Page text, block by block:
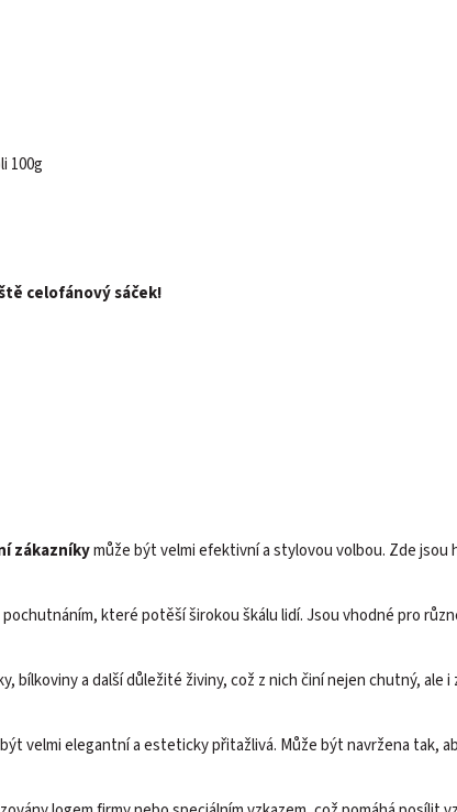
100g
celofánový sáček!
zákazníkymůže být velmi efektivní a stylovou volbou. Zde
které potěší širokou škálu lidí. Jsou vhodné pro
bílkoviny a další důležité živiny, což z nich činí nejen chutný, ale
velmi elegantní a esteticky přitažlivá. Může být navržena tak,